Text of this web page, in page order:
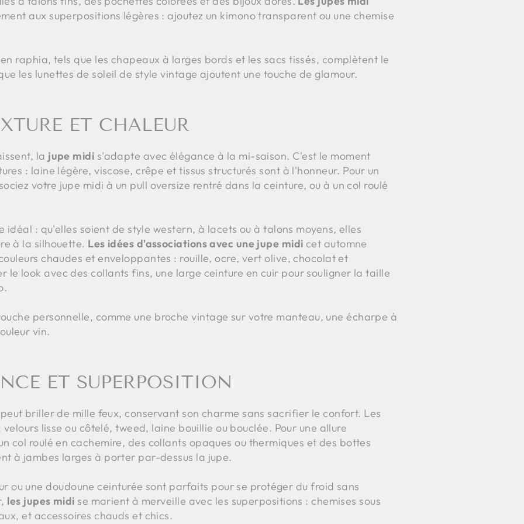
aux superpositions légères : ajoutez un kimono transparent ou une chemise
raphia, tels que les chapeaux à larges bords et les sacs tissés, complètent le
les lunettes de soleil de style vintage ajoutent une touche de glamour.
ET CHALEUR
la jupe midi s'adapte avec élégance à la mi-saison. C'est le moment
: laine légère, viscose, crêpe et tissus structurés sont à l'honneur. Pour un
votre jupe midi à un pull oversize rentré dans la ceinture, ou à un col roulé
idéal : qu'elles soient de style western, à lacets ou à talons moyens, elles
à la silhouette. Les idées d'associations avec une jupe midi cet automne
chaudes et enveloppantes : rouille, ocre, vert olive, chocolat et
le look avec des collants fins, une large ceinture en cuir pour souligner la taille
personnelle, comme une broche vintage sur votre manteau, une écharpe à
vin.
ET SUPERPOSITION
briller de mille feux, conservant son charme sans sacrifier le confort. Les
lisse ou côtelé, tweed, laine bouillie ou bouclée. Pour une allure
col roulé en cachemire, des collants opaques ou thermiques et des bottes
à jambes larges à porter par-dessus la jupe.
ou une doudoune ceinturée sont parfaits pour se protéger du froid sans
les jupes midi se marient à merveille avec les superpositions : chemises sous
et accessoires chauds et chics.